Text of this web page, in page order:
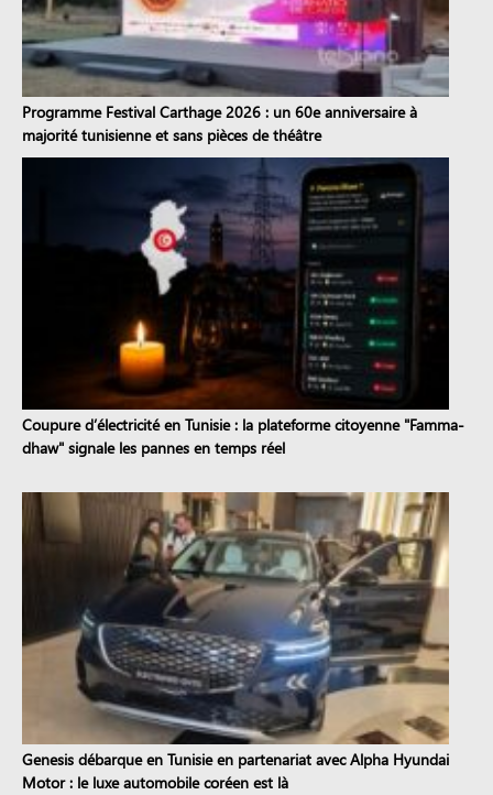
Programme Festival Carthage 2026 : un 60e anniversaire à
majorité tunisienne et sans pièces de théâtre
Coupure d’électricité en Tunisie : la plateforme citoyenne "Famma-
dhaw" signale les pannes en temps réel
Genesis débarque en Tunisie en partenariat avec Alpha Hyundai
Motor : le luxe automobile coréen est là